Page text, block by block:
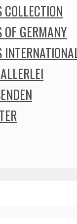
COLLECTION
OF GERMANY
INTERNATIONAL